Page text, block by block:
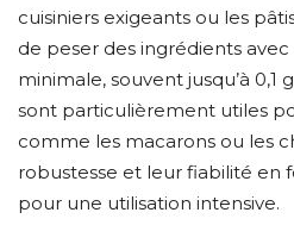
cuisiniers exigeants ou les
de peser des ingrédients
minimale, souvent jusqu’à 0,1
sont particulièrement utiles
comme les macarons ou les
robustesse et leur fiabilité en
pour une utilisation intensive.